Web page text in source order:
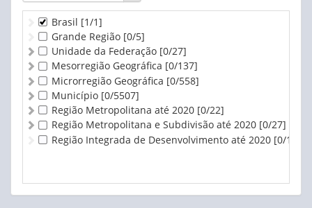
Brasil [1/1]
Grande Região [0/5]
Unidade da Federação [0/27]
Mesorregião Geográfica [0/137]
Microrregião Geográfica [0/558]
Município [0/5507]
Região Metropolitana até 2020 [0/22]
Região Metropolitana e Subdivisão até 2020 [0/27]
Região Integrada de Desenvolvimento até 2020 [0/1]